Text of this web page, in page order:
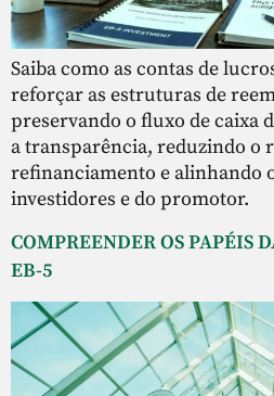
Saiba como as contas de
reforçar as estruturas de
preservando o fluxo de caixa
a transparência, reduzindo o
refinanciamento e alinhando
investidores e do promotor.
COMPREENDER OS PAPÉIS
EB-5